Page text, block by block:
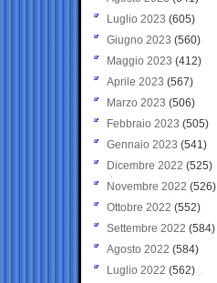
Luglio 2023 (605)
Giugno 2023 (560)
Maggio 2023 (412)
Aprile 2023 (567)
Marzo 2023 (506)
Febbraio 2023 (505)
Gennaio 2023 (541)
Dicembre 2022 (525)
Novembre 2022 (526)
Ottobre 2022 (552)
Settembre 2022 (584)
Agosto 2022 (584)
Luglio 2022 (562)